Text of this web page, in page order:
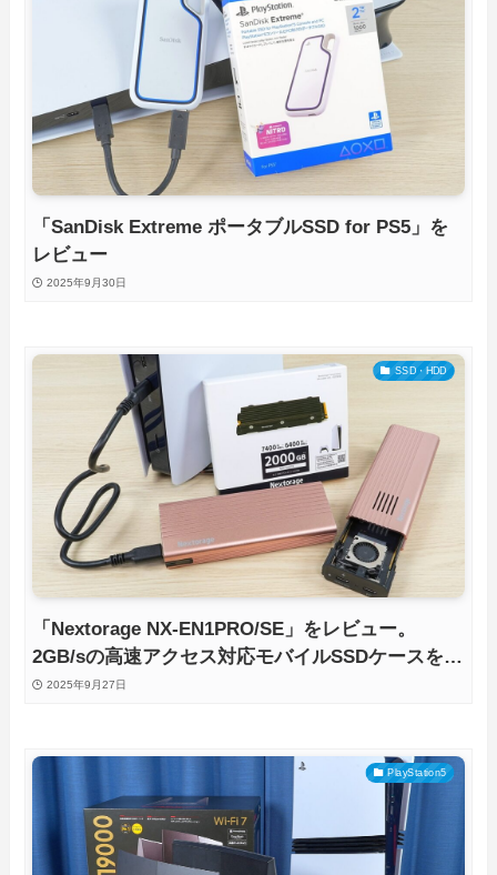
「SanDisk Extreme ポータブルSSD for PS5」を
レビュー
2025年9月30日
SSD・HDD
「Nextorage NX-EN1PRO/SE」をレビュー。
2GB/sの高速アクセス対応モバイルSSDケースを徹
底検証
2025年9月27日
PlayStation5